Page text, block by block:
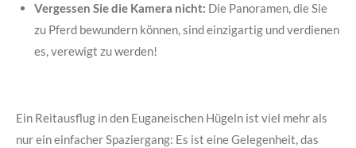
Vergessen Sie die Kamera nicht: Die Panoramen, die Sie
zu Pferd bewundern können, sind einzigartig und verdienen
es, verewigt zu werden!
Ein Reitausflug in den Euganeischen Hügeln ist viel mehr als
nur ein einfacher Spaziergang: Es ist eine Gelegenheit, das